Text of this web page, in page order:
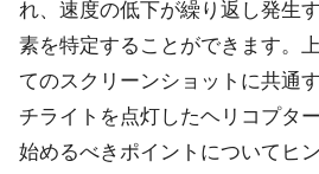
れ、速度の低下が繰り返し発生
素を特定することができます。
てのスクリーンショットに共通
チライトを点灯したヘリコプタ
始めるべきポイントについてヒ